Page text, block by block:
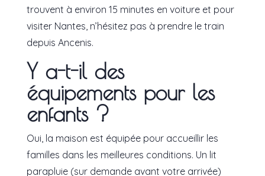
trouvent à environ 15 minutes en voiture et pour
visiter Nantes, n’hésitez pas à prendre le train
depuis Ancenis.
Y a-t-il des
équipements pour les
enfants ?
Oui, la maison est équipée pour accueillir les
familles dans les meilleures conditions. Un lit
parapluie (sur demande avant votre arrivée)